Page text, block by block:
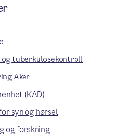
og tuberkulosekontroll
Aker
(KAD)
syn og hørsel
og forskning